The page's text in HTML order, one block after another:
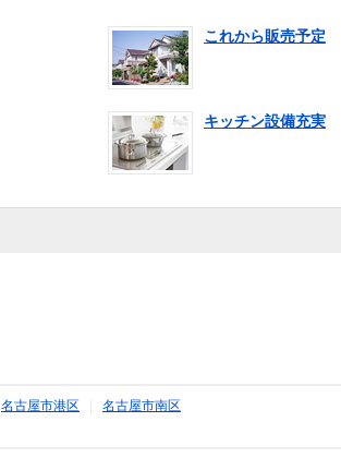
これから販売予定
キッチン設備充実
名古屋市港区 名古屋市南区